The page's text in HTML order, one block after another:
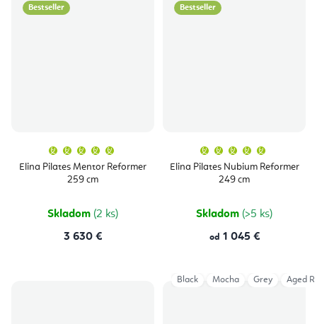
Bestseller
Elina Pilates Mentor Reformer
259 cm
produktu
je
hviezdičiek.
Skladom (2 ks)
3 630 €
Bestseller
Elina Pilates Nubium Reformer
249 cm
produktu
je
Skladom (>5 ks)
od 1 045 €
Black Mocha Grey Aged